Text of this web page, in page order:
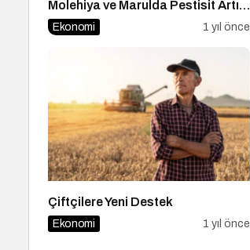
Molehiya ve Marulda Pestisit Artığı
Tespit Edildi
Ekonomi 1 yıl önce
Çiftçilere Yeni Destek
Ekonomi 1 yıl önce